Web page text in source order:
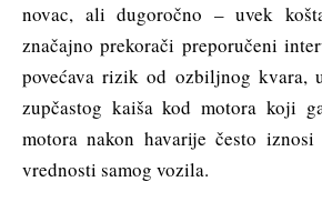
novac, ali dugoročno – uvek
značajno prekorači preporučeni
povećava rizik od ozbiljnog kvara,
zupčastog kaiša kod motora koji
motora nakon havarije često
vrednosti samog vozila.